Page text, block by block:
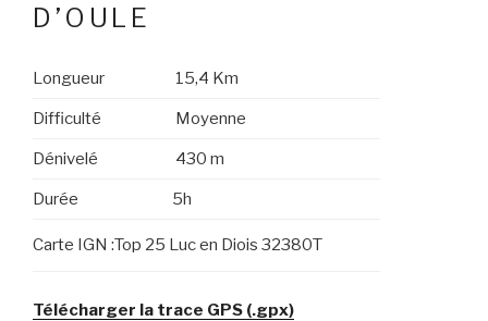
D’OULE
Longueur 15,4 Km
Difficulté Moyenne
Dénivelé 430 m
Durée 5h
Carte IGN :Top 25 Luc en Diois 32380T
Télécharger la trace GPS (.gpx)